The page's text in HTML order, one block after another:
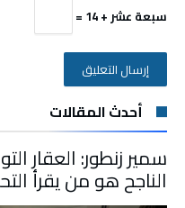
سبعة عشر + 14 =
أحدث المقالات
سمير زنطور: العقار
الناجح هو من يقرأ